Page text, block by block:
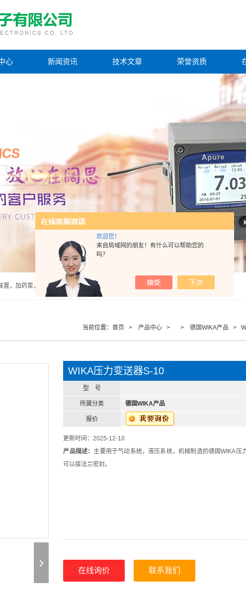
欢迎您！
来自局域网的朋友！有什么可以帮助您的
吗？
心 新闻资讯 技术文章 荣誉资质
，加药泵，计量泵，气动隔膜泵，PH计，酸度计 |
当前位置： 首页 > 产品中心 > > 德国WIKA产品 >
WIKA压力变送器S-10
型 号
所属分类 德国WIKA产品
报价
更新时间：2025-12-10
产品描述： 主要用于气动系统，液压系统，机械制造的德国WIKA压
可以接法兰密封。
在线询价 联系我们